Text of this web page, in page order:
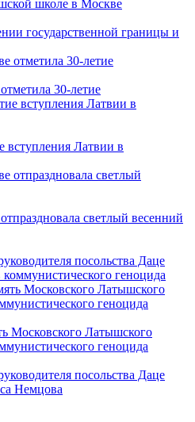
школе в Москве
государственной границы и
30-летие
вступления Латвии в
светлый весенний
посольства Даце
геноцида
Московского Латышского
геноцида
посольства Даце
Немцова